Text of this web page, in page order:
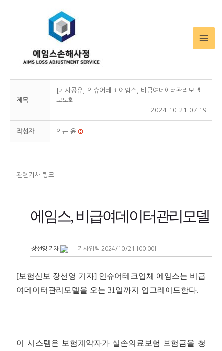
제목
[기사공유] 인슈어테크 에임스, 비급여데이터관리모델
고도화
2024-10-21 07:19
작성자 인근 윤
관련기사 링크
에임스, 비급여데이터관리모델
장선영 기자 기사입력 2024/10/21 [00:00]
[보험신보 장선영 기자] 인슈어테크업체 에임스는 비급
여데이터관리모델을 오는 31일까지 업그레이드한다.
이 시스템은 보험계약자가 실손의료보험 보험금을 청